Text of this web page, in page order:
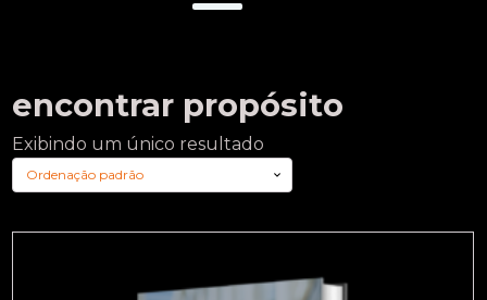
encontrar propósito
Exibindo um único resultado